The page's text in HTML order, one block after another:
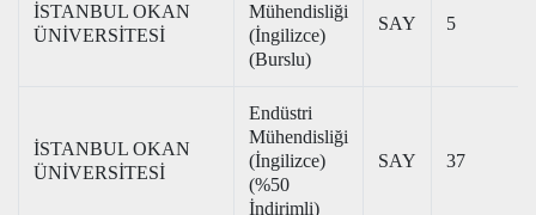
İSTANBUL OKAN
ÜNİVERSİTESİ
Mühendisliği
(İngilizce)
(Burslu)
SAY 5
İSTANBUL OKAN
ÜNİVERSİTESİ
Endüstri
Mühendisliği
(İngilizce)
(%50
İndirimli)
SAY 37